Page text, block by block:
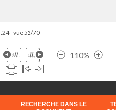
- vue 52/70
110%
RECHERCHE DANS LE